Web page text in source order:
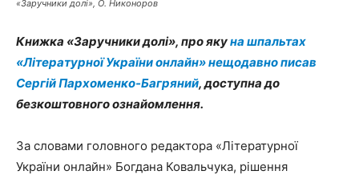
«Заручники долі», О. Никоноров
Книжка «Заручники долі», про якуна шпальтах
«Літературної України онлайн» нещодавно писав
Сергій Пархоменко-Багряний, доступна до
безкоштовного ознайомлення.
За словами головного редактора «Літературної
України онлайн» Богдана Ковальчука, рішення